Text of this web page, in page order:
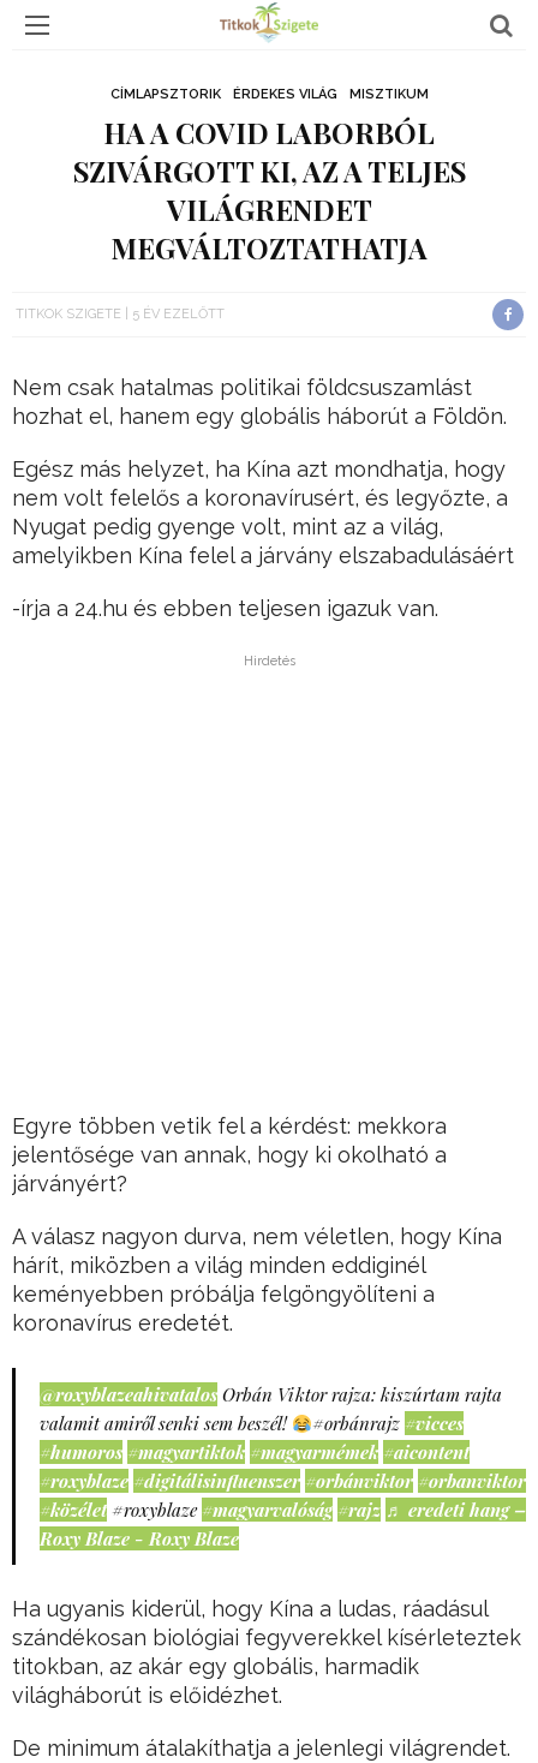
CÍMLAPSZTORIK ÉRDEKES VILÁG MISZTIKUM
HA A COVID LABORBÓL
SZIVÁRGOTT KI, AZ A TELJES
VILÁGRENDET
MEGVÁLTOZTATHATJA
TITKOK SZIGETE 5 ÉV EZELŐTT
Nem csak hatalmas politikai földcsuszamlást
hozhat el, hanem egy globális háborút a Földön.
Egész más helyzet, ha Kína azt mondhatja, hogy
nem volt felelős a koronavírusért, és legyőzte, a
Nyugat pedig gyenge volt, mint az a világ,
amelyikben Kína felel a járvány elszabadulásáért
-írja a 24.hu és ebben teljesen igazuk van.
Hirdetés
Egyre többen vetik fel a kérdést: mekkora
jelentősége van annak, hogy ki okolható a
járványért?
A válasz nagyon durva, nem véletlen, hogy Kína
hárít, miközben a világ minden eddiginél
keményebben próbálja felgöngyölíteni a
koronavírus eredetét.
@roxyblazeahivatalos Orbán Viktor rajza: kiszúrtam rajta
valamit amiről senki sem beszél!
#orbánrajz #vicces
#humoros #magyartiktok #magyarmémek #aicontent
#roxyblaze #digitálisinfluenszer #orbánviktor #orbanviktor
#közélet #roxyblaze #magyarvalóság #rajz ♬ eredeti hang –
Roxy Blaze - Roxy Blaze
Ha ugyanis kiderül, hogy Kína a ludas, ráadásul
szándékosan biológiai fegyverekkel kísérleteztek
titokban, az akár egy globális, harmadik
világháborút is előidézhet.
De minimum átalakíthatja a jelenlegi világrendet.